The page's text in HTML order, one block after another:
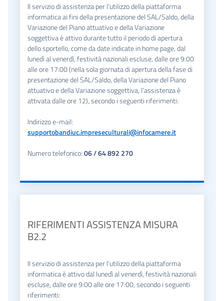
Il servizio di assistenza per l'utilizzo della piattaforma
informatica ai fini della presentazione del SAL/Saldo, della
Variazione del Piano attuativo e della Variazione
soggettiva è attivo durante tutto il periodo di apertura
dello sportello, come da date indicate in home page, dal
lunedì al venerdì, festività nazionali escluse, dalle ore 9:00
alle ore 17:00 (nella sola giornata di apertura della fase di
presentazione del SAL/Saldo, della Variazione del Piano
attuativo e della Variazione soggettiva, l’assistenza è
attivata dalle ore 12), secondo i seguenti riferimenti:
Indirizzo e-mail:
supportobandiuc.impreseculturali@infocamere.it
Numero telefonico:06 / 64 892 270
RIFERIMENTI ASSISTENZA MISURA
B2.2
Il servizio di assistenza per l'utilizzo della piattaforma
informatica è attivo dal lunedì al venerdì, festività nazionali
escluse, dalle ore 9:00 alle ore 17:00, secondo i seguenti
riferimenti: